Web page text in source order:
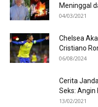
Meninggal
04/03/2021
Chelsea
Cristiano
06/08/2024
Cerita
Seks: Angin
13/02/2021